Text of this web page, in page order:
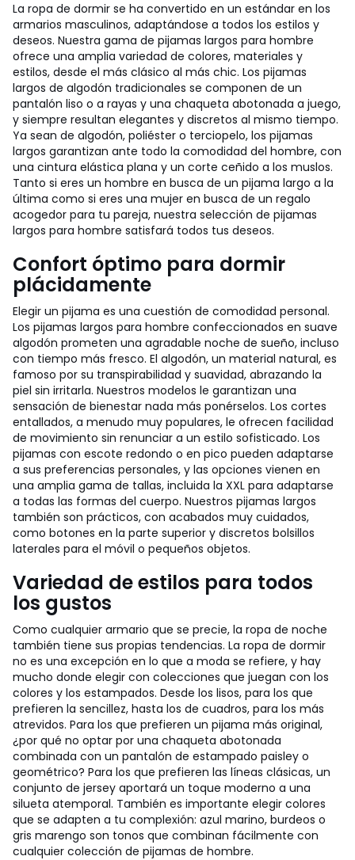
La ropa de dormir se ha convertido en un estándar en los
armarios masculinos, adaptándose a todos los estilos y
deseos. Nuestra gama de pijamas largos para hombre
ofrece una amplia variedad de colores, materiales y
estilos, desde el más clásico al más chic. Los pijamas
largos de algodón tradicionales se componen de un
pantalón liso o a rayas y una chaqueta abotonada a juego,
y siempre resultan elegantes y discretos al mismo tiempo.
Ya sean de algodón, poliéster o terciopelo, los pijamas
largos garantizan ante todo la comodidad del hombre, con
una cintura elástica plana y un corte ceñido a los muslos.
Tanto si eres un hombre en busca de un pijama largo a la
última como si eres una mujer en busca de un regalo
acogedor para tu pareja, nuestra selección de pijamas
largos para hombre satisfará todos tus deseos.
Confort óptimo para dormir
plácidamente
Elegir un pijama es una cuestión de comodidad personal.
Los pijamas largos para hombre confeccionados en suave
algodón prometen una agradable noche de sueño, incluso
con tiempo más fresco. El algodón, un material natural, es
famoso por su transpirabilidad y suavidad, abrazando la
piel sin irritarla. Nuestros modelos le garantizan una
sensación de bienestar nada más ponérselos. Los cortes
entallados, a menudo muy populares, le ofrecen facilidad
de movimiento sin renunciar a un estilo sofisticado. Los
pijamas con escote redondo o en pico pueden adaptarse
a sus preferencias personales, y las opciones vienen en
una amplia gama de tallas, incluida la XXL para adaptarse
a todas las formas del cuerpo. Nuestros pijamas largos
también son prácticos, con acabados muy cuidados,
como botones en la parte superior y discretos bolsillos
laterales para el móvil o pequeños objetos.
Variedad de estilos para todos
los gustos
Como cualquier armario que se precie, la ropa de noche
también tiene sus propias tendencias. La ropa de dormir
no es una excepción en lo que a moda se refiere, y hay
mucho donde elegir con colecciones que juegan con los
colores y los estampados. Desde los lisos, para los que
prefieren la sencillez, hasta los de cuadros, para los más
atrevidos. Para los que prefieren un pijama más original,
¿por qué no optar por una chaqueta abotonada
combinada con un pantalón de estampado paisley o
geométrico? Para los que prefieren las líneas clásicas, un
conjunto de jersey aportará un toque moderno a una
silueta atemporal. También es importante elegir colores
que se adapten a tu complexión: azul marino, burdeos o
gris marengo son tonos que combinan fácilmente con
cualquier colección de pijamas de hombre.